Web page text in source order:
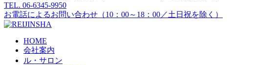
TEL. 06-6345-9950
お電話によるお問い合わせ（10：00～18：00／土日祝を除く）
HOME
会社案内
ル・サロン